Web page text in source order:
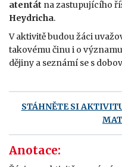
atentát na zastupujícího
Heydricha.
V aktivitě budou žáci
takovému činu i o
dějiny a seznámí se s
STÁHNĚTE SI
Anotace: